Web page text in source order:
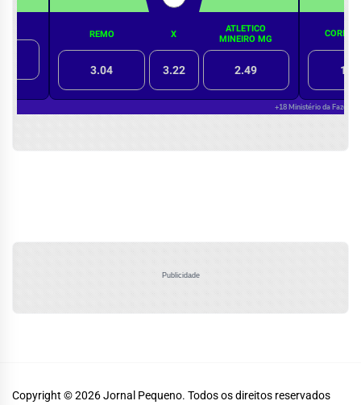
Publicidade
Copyright © 2026Jornal Pequeno. Todos os direitos reservados